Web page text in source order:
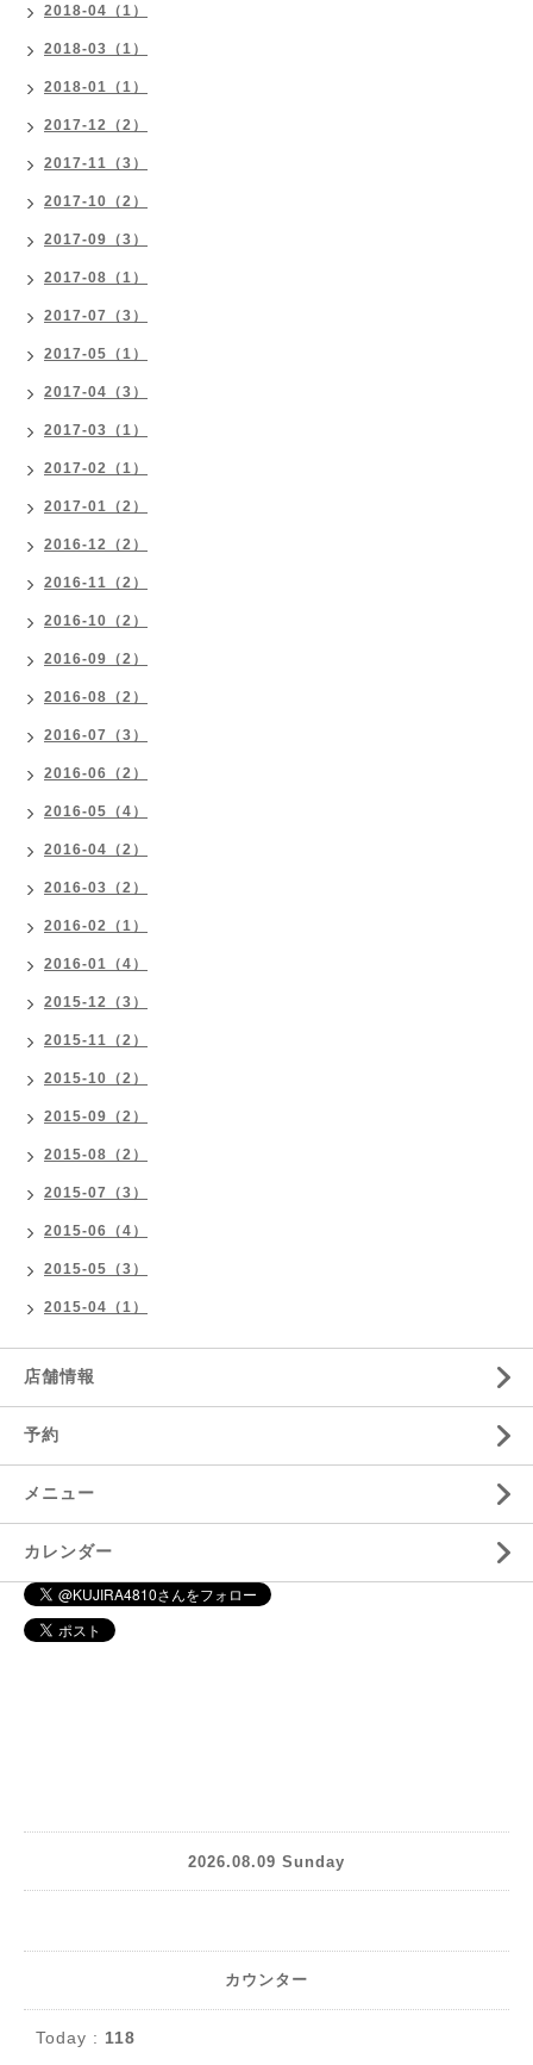
2018-04（1）
2018-03（1）
2018-01（1）
2017-12（2）
2017-11（3）
2017-10（2）
2017-09（3）
2017-08（1）
2017-07（3）
2017-05（1）
2017-04（3）
2017-03（1）
2017-02（1）
2017-01（2）
2016-12（2）
2016-11（2）
2016-10（2）
2016-09（2）
2016-08（2）
2016-07（3）
2016-06（2）
2016-05（4）
2016-04（2）
2016-03（2）
2016-02（1）
2016-01（4）
2015-12（3）
2015-11（2）
2015-10（2）
2015-09（2）
2015-08（2）
2015-07（3）
2015-06（4）
2015-05（3）
2015-04（1）
店舗情報
予約
メニュー
カレンダー
2026.08.09 Sunday
カウンター
Today : 118